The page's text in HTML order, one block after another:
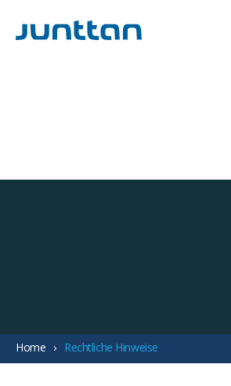
Home Rechtliche Hinweise